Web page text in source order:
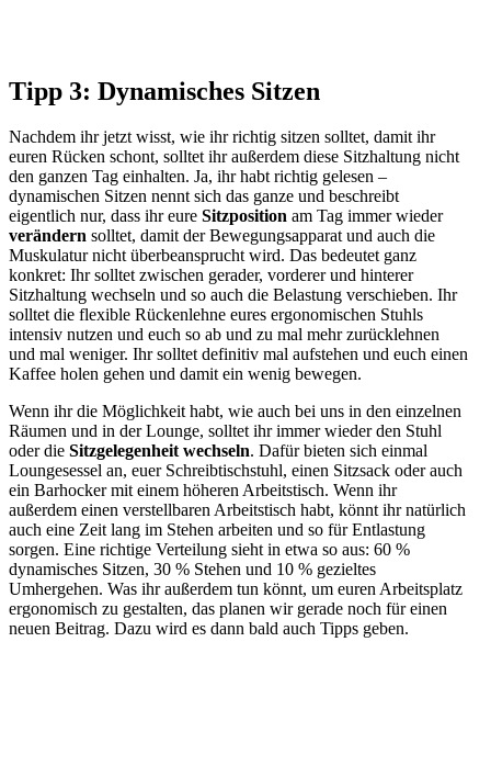
Tipp 3: Dynamisches Sitzen
Nachdem ihr jetzt wisst, wie ihr richtig sitzen solltet, damit ihr
euren Rücken schont, solltet ihr außerdem diese Sitzhaltung nicht
den ganzen Tag einhalten. Ja, ihr habt richtig gelesen –
dynamischen Sitzen nennt sich das ganze und beschreibt
eigentlich nur, dass ihr eure Sitzposition am Tag immer wieder
verändern solltet, damit der Bewegungsapparat und auch die
Muskulatur nicht überbeansprucht wird. Das bedeutet ganz
konkret: Ihr solltet zwischen gerader, vorderer und hinterer
Sitzhaltung wechseln und so auch die Belastung verschieben. Ihr
solltet die flexible Rückenlehne eures ergonomischen Stuhls
intensiv nutzen und euch so ab und zu mal mehr zurücklehnen
und mal weniger. Ihr solltet definitiv mal aufstehen und euch einen
Kaffee holen gehen und damit ein wenig bewegen.
Wenn ihr die Möglichkeit habt, wie auch bei uns in den einzelnen
Räumen und in der Lounge, solltet ihr immer wieder den Stuhl
oder die Sitzgelegenheit wechseln. Dafür bieten sich einmal
Loungesessel an, euer Schreibtischstuhl, einen Sitzsack oder auch
ein Barhocker mit einem höheren Arbeitstisch. Wenn ihr
außerdem einen verstellbaren Arbeitstisch habt, könnt ihr natürlich
auch eine Zeit lang im Stehen arbeiten und so für Entlastung
sorgen. Eine richtige Verteilung sieht in etwa so aus: 60 %
dynamisches Sitzen, 30 % Stehen und 10 % gezieltes
Umhergehen. Was ihr außerdem tun könnt, um euren Arbeitsplatz
ergonomisch zu gestalten, das planen wir gerade noch für einen
neuen Beitrag. Dazu wird es dann bald auch Tipps geben.